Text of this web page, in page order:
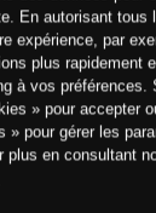
Connectez-
du marché.
En autorisant tous
expérience, par
plus rapidement
à vos préférences.
» pour accepter
» pour gérer les
plus en consultant